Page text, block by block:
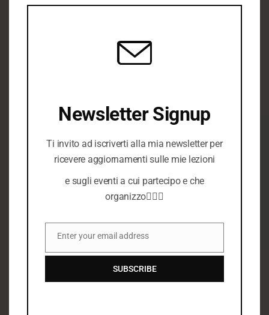
PROSSIMO EVENTO:
Newsletter Signup
Ti invito ad iscriverti alla mia newsletter per
ricevere aggiornamenti sulle mie lezioni
e sugli eventi a cui partecipo e che
organizzo🧘🏻‍♀️
Enter your email address
SUBSCRIBE